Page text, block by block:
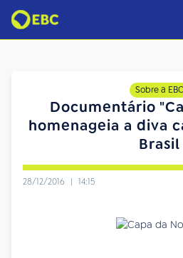
Sobre a EBC
Documentário
homenageia a diva
Brasil
28/12/2016 | 14:15